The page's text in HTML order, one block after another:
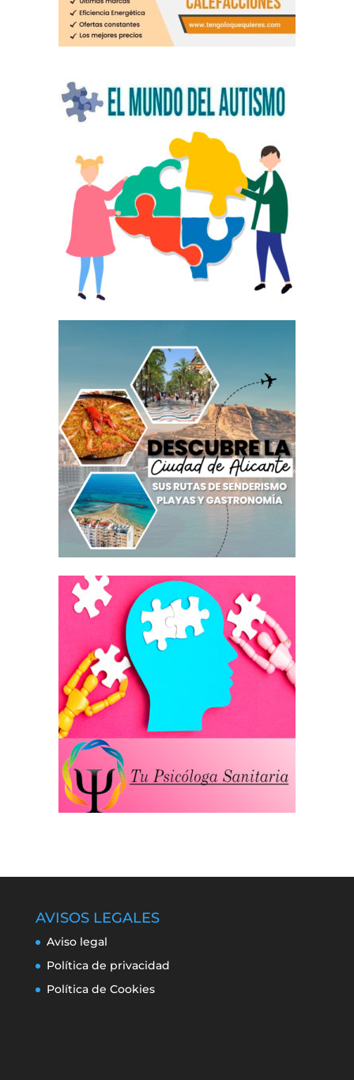
AVISOS LEGALES
Aviso legal
Política de privacidad
Política de Cookies